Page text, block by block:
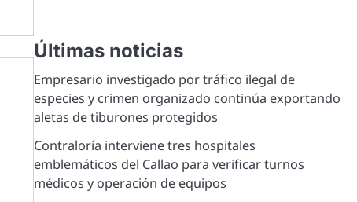
Últimas noticias
Empresario investigado por tráfico ilegal de
especies y crimen organizado continúa exportando
aletas de tiburones protegidos
Contraloría interviene tres hospitales
emblemáticos del Callao para verificar turnos
médicos y operación de equipos